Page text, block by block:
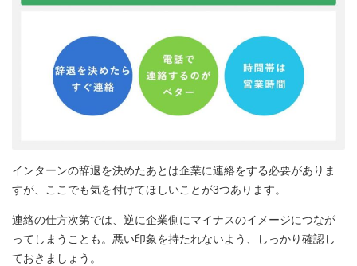
インターンの辞退を決めたあとは企業に連絡をする必要がありま
すが、ここでも気を付けてほしいことが3つあります。
連絡の仕方次第では、逆に企業側にマイナスのイメージにつなが
ってしまうことも。悪い印象を持たれないよう、しっかり確認し
ておきましょう。